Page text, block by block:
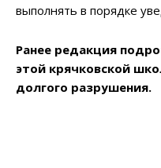
выполнять в порядке
Ранее редакция
этой крячковской
долгого разрушения.